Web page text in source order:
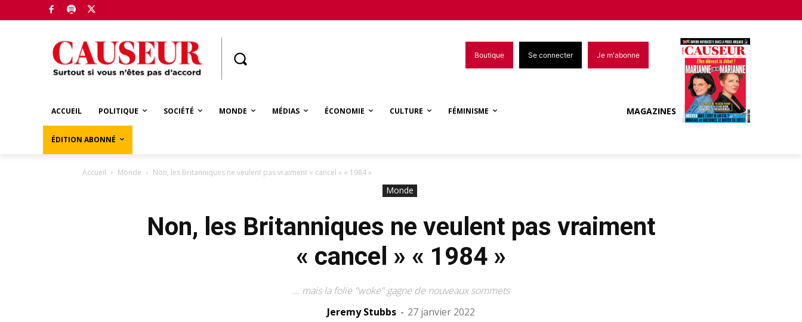
Boutique Se connecter Je m'abonne
ACCUEIL POLITIQUE SOCIÉTÉ MONDE MÉDIAS ÉCONOMIE CULTURE FÉMINISME
ÉDITION ABONNÉ
MAGAZINES
Accueil Monde Non, les Britanniques ne veulent pas vraiment « cancel » « 1984 »
Monde
Non, les Britanniques ne veulent pas vraiment
« cancel » « 1984 »
... mais la folie "woke" gagne de nouveaux sommets
Jeremy Stubbs - 27 janvier 2022